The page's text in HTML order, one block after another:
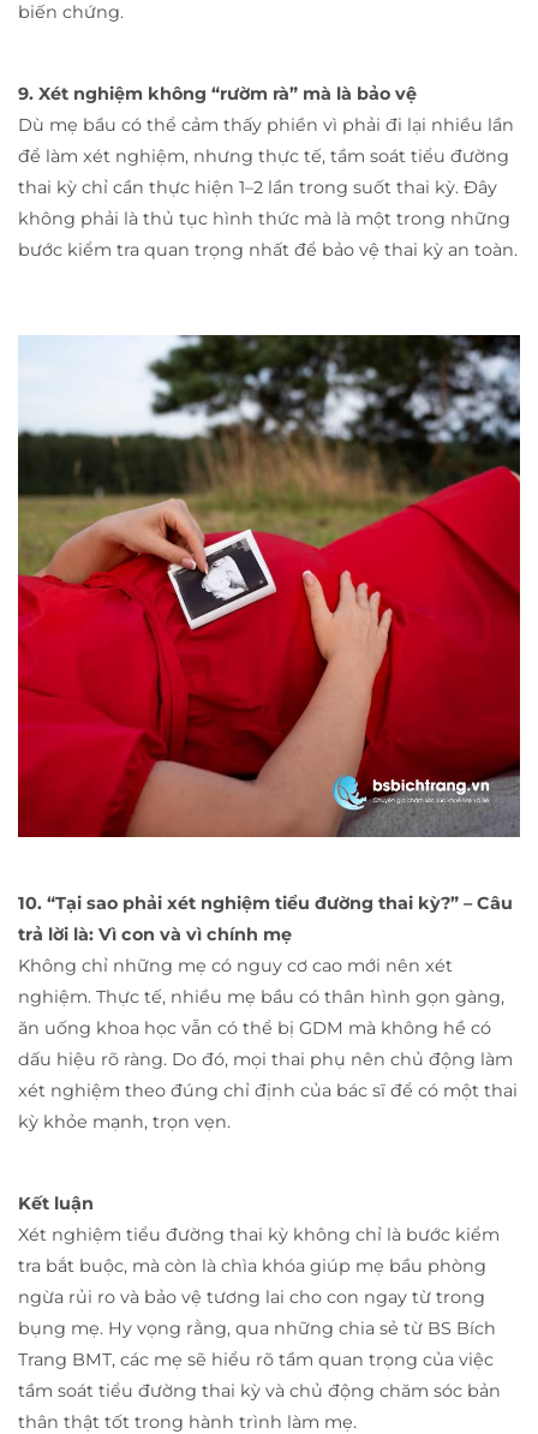
biến chứng.
9. Xét nghiệm không “rườm rà” mà là bảo vệ
Dù mẹ bầu có thể cảm thấy phiền vì phải đi lại nhiều lần
để làm xét nghiệm, nhưng thực tế, tầm soát tiểu đường
thai kỳ chỉ cần thực hiện 1–2 lần trong suốt thai kỳ. Đây
không phải là thủ tục hình thức mà là một trong những
bước kiểm tra quan trọng nhất để bảo vệ thai kỳ an toàn.
10. “Tại sao phải xét nghiệm tiểu đường thai kỳ?” – Câu
trả lời là: Vì con và vì chính mẹ
Không chỉ những mẹ có nguy cơ cao mới nên xét
nghiệm. Thực tế, nhiều mẹ bầu có thân hình gọn gàng,
ăn uống khoa học vẫn có thể bị GDM mà không hề có
dấu hiệu rõ ràng. Do đó, mọi thai phụ nên chủ động làm
xét nghiệm theo đúng chỉ định của bác sĩ để có một thai
kỳ khỏe mạnh, trọn vẹn.
Kết luận
Xét nghiệm tiểu đường thai kỳ không chỉ là bước kiểm
tra bắt buộc, mà còn là chìa khóa giúp mẹ bầu phòng
ngừa rủi ro và bảo vệ tương lai cho con ngay từ trong
bụng mẹ. Hy vọng rằng, qua những chia sẻ từ BS Bích
Trang BMT, các mẹ sẽ hiểu rõ tầm quan trọng của việc
tầm soát tiểu đường thai kỳ và chủ động chăm sóc bản
thân thật tốt trong hành trình làm mẹ.